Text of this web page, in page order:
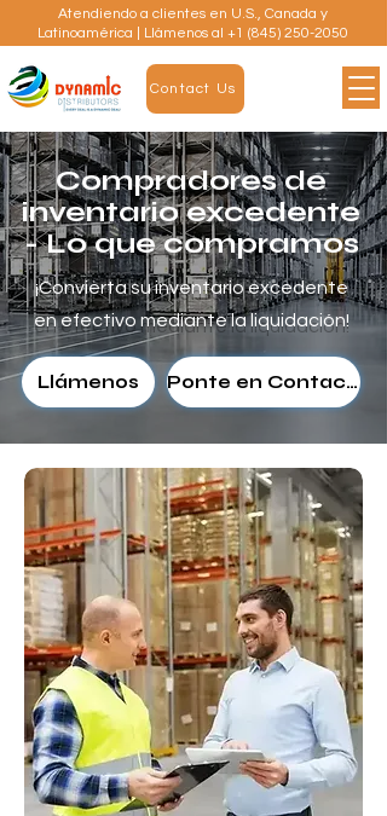
Atendiendo a clientes en U.S., Canada y
Latinoamérica | Llámenos al +1 (845) 250-2050
Contact Us
Compradores de
inventario excedente
- Lo que compramos
¡Convierta su inventario excedente
en efectivo mediante la liquidación!
Llámenos Ponte en Contacto